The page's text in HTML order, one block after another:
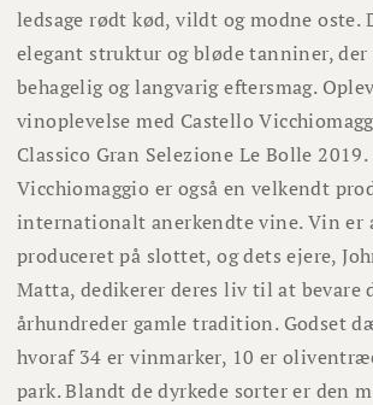
ledsage rødt kød, vildt og modne oste.
elegant struktur og bløde tanniner, der
behagelig og langvarig eftersmag.
vinoplevelse med Castello
Classico Gran Selezione Le Bolle 2019.
Vicchiomaggio er også en velkendt
internationalt anerkendte vine. Vin er
produceret på slottet, og dets ejere,
Matta, dedikerer deres liv til at bevare
århundreder gamle tradition. Godset
hvoraf 34 er vinmarker, 10 er
park. Blandt de dyrkede sorter er den